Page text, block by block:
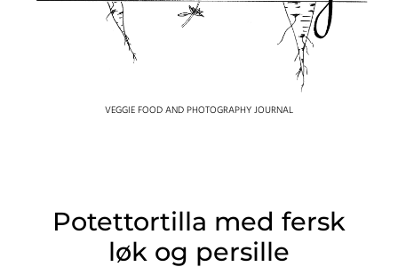
VEGGIE FOOD AND PHOTOGRAPHY JOURNAL
Potettortilla med fersk
løk og persille